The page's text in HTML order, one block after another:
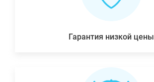
Гарантия низкой цены